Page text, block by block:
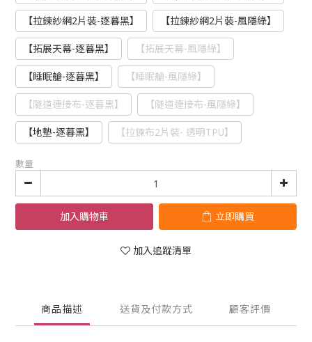
【拉鍊紗網2片裝-逐暮黑】 【拉鍊紗網2片裝-風隱綠】
【拓展天幕-逐暮黑】 【拓展天幕-風隱綠】
【睡眠艙-逐暮黑】 【睡眠艙-風隱綠】
【隧道連接布-逐暮黑】 【隧道連接布-風隱綠】
【地墊-逐暮黑】 【拉鍊布2片裝- 透明TPU】
數量
加入購物車 立即購買
加入追蹤清單
商品描述 送貨及付款方式 顧客評價